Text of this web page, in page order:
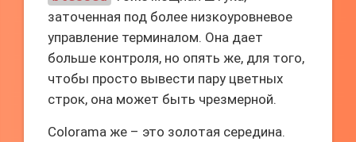
заточенная под более низкоуровневое
управление терминалом. Она дает
больше контроля, но опять же, для того,
чтобы просто вывести пару цветных
строк, она может быть чрезмерной.
Colorama же – это золотая середина.